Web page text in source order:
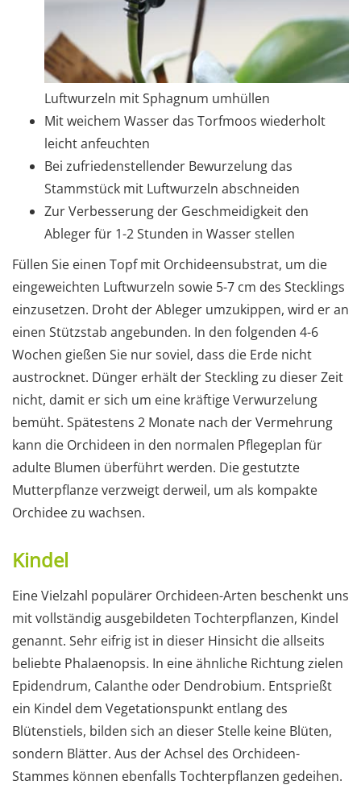
Luftwurzeln mit Sphagnum umhüllen
Mit weichem Wasser das Torfmoos wiederholt
leicht anfeuchten
Bei zufriedenstellender Bewurzelung das
Stammstück mit Luftwurzeln abschneiden
Zur Verbesserung der Geschmeidigkeit den
Ableger für 1-2 Stunden in Wasser stellen
Füllen Sie einen Topf mit Orchideensubstrat, um die
eingeweichten Luftwurzeln sowie 5-7 cm des Stecklings
einzusetzen. Droht der Ableger umzukippen, wird er an
einen Stützstab angebunden. In den folgenden 4-6
Wochen gießen Sie nur soviel, dass die Erde nicht
austrocknet. Dünger erhält der Steckling zu dieser Zeit
nicht, damit er sich um eine kräftige Verwurzelung
bemüht. Spätestens 2 Monate nach der Vermehrung
kann die Orchideen in den normalen Pflegeplan für
adulte Blumen überführt werden. Die gestutzte
Mutterpflanze verzweigt derweil, um als kompakte
Orchidee zu wachsen.
Kindel
Eine Vielzahl populärer Orchideen-Arten beschenkt uns
mit vollständig ausgebildeten Tochterpflanzen, Kindel
genannt. Sehr eifrig ist in dieser Hinsicht die allseits
beliebte Phalaenopsis. In eine ähnliche Richtung zielen
Epidendrum, Calanthe oder Dendrobium. Entsprießt
ein Kindel dem Vegetationspunkt entlang des
Blütenstiels, bilden sich an dieser Stelle keine Blüten,
sondern Blätter. Aus der Achsel des Orchideen-
Stammes können ebenfalls Tochterpflanzen gedeihen.